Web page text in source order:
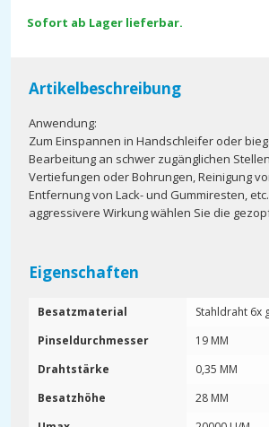
Sofort ab Lager lieferbar.
Artikelbeschreibung
Anwendung:
Zum Einspannen in Handschleifer oder
Bearbeitung an schwer zugänglichen
Vertiefungen oder Bohrungen, Reinigung
Entfernung von Lack- und Gummiresten,
aggressivere Wirkung wählen Sie die
Eigenschaften
Besatzmaterial
Stahldraht 6x
Pinseldurchmesser
19 MM
Drahtstärke
0,35 MM
Besatzhöhe
28 MM